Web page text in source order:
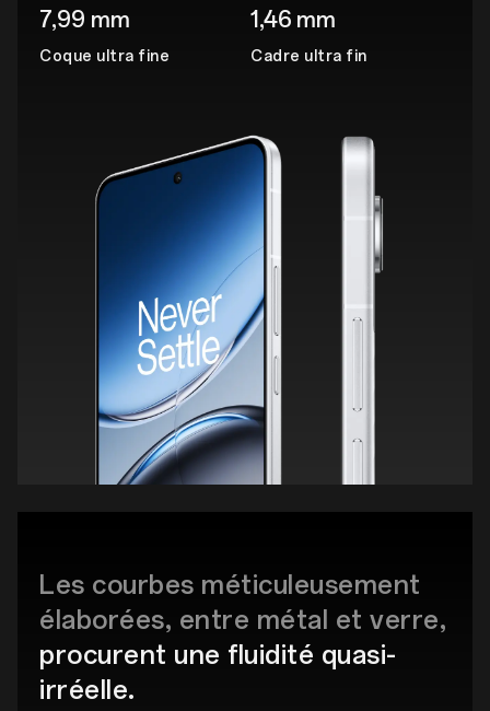
7,99 mm
Coque ultra fine
1,46 mm
Cadre ultra fin
Les courbes méticuleusement
élaborées, entre métal et verre,
procurent une fluidité quasi-
irréelle.